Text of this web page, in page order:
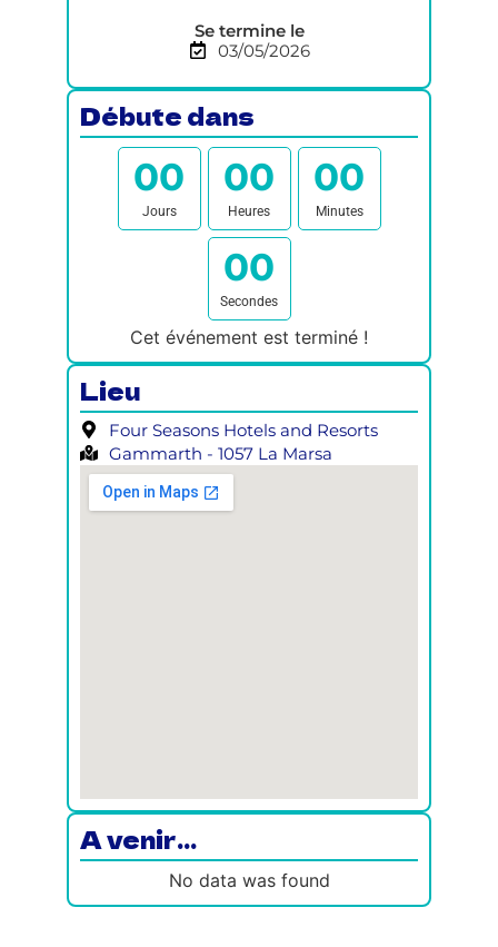
Se termine le
03/05/2026
Débute dans
00
Jours
00
Heures
00
Minutes
00
Secondes
Cet événement est terminé !
Lieu
Four Seasons Hotels and Resorts
Gammarth - 1057 La Marsa
A venir...
No data was found